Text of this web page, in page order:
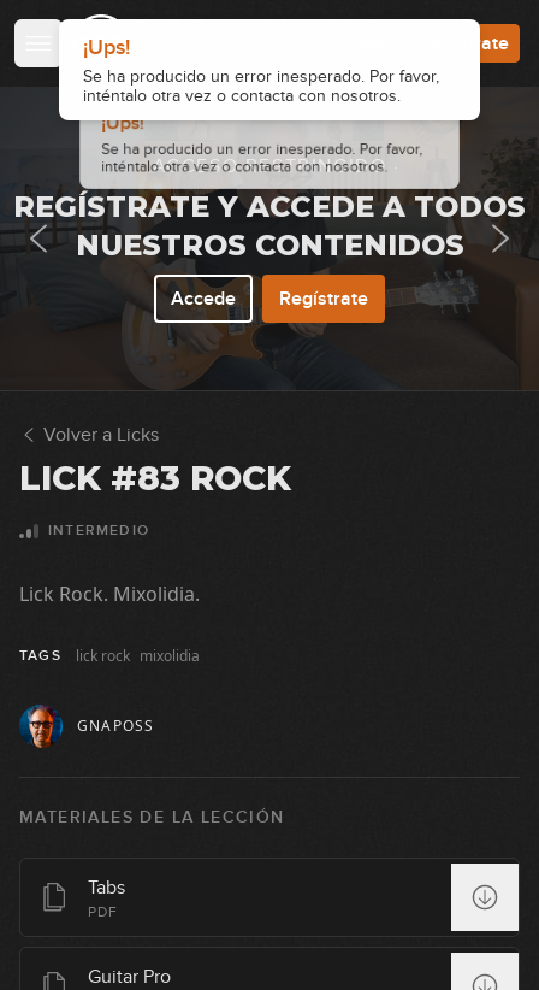
¡Ups!
Se ha producido un error inesperado. Por favor,
inténtalo otra vez o contacta con nosotros.
¡Ups!
Regístrate
· ACCESO RESTRINGIDO ·
REGÍSTRATE Y ACCEDE A TODOS
NUESTROS CONTENIDOS
Accede Regístrate
Volver a Licks
LICK #83 ROCK
INTERMEDIO
Lick Rock. Mixolidia.
TAGS lick rock mixolidia
GNAPOSS
MATERIALES DE LA LECCIÓN
Tabs
PDF
Guitar Pro